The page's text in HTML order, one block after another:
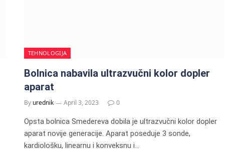
TEHNOLOGIJA
Bolnica nabavila ultrazvučni kolor dopler
aparat
By urednik April 3, 2023 0
Opsta bolnica Smedereva dobila je ultrazvučni kolor dopler
aparat novije generacije. Aparat poseduje 3 sonde,
kardiološku, linearnu i konveksnu i…